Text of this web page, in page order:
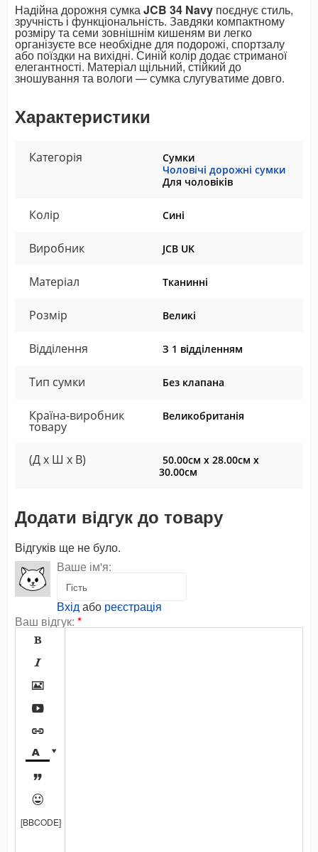
Надійна дорожня сумкаJCB 34 Navy поєднує стиль,
зручність і функціональність. Завдяки компактному
розміру та семи зовнішнім кишеням ви легко
організуєте все необхідне для подорожі, спортзалу
або поїздки на вихідні. Синій колір додає стриманої
елегантності. Матеріал щільний, стійкий до
зношування та вологи — сумка слугуватиме довго.
Характеристики
Категорія
Сумки
Чоловічі дорожні сумки
Для чоловіків
Колір Сині
Виробник JCB UK
Матеріал Тканинні
Розмір Великі
Відділення З 1 відділенням
Тип сумки Без клапана
Країна-виробник
товару
Великобританія
(Д x Ш x В)
50.00см x 28.00см x
30.00см
Додати відгук до товару
Відгуків ще не було.
Ваше ім'я:
Вхідабо реєстрація
Ваш відгук: *









[BBCODE]